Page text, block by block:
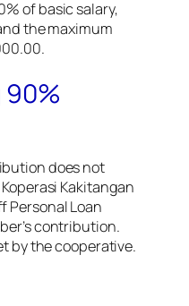
of basic salary,
the maximum
90%
does not
Kakitangan
Personal Loan
contribution.
by the cooperative.